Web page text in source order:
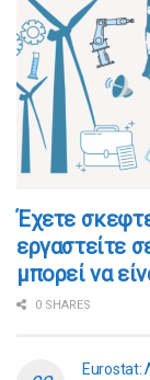
​​Έχετε
εργαστείτε
μπορεί να
0 SHARES
Eurostat: